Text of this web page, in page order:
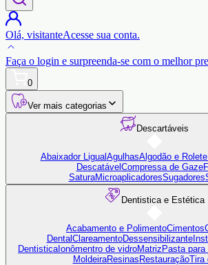
Olá, visitanteAcesse sua conta.
Faça o login e surpreenda-se com o melhor
0
Ver mais categorias
Descartáveis
Abaixador Ligual AgulhasAlgodão e Rolete
Descatável Compressa de Gaze
SaturaMicroaplicadoresSugadores
Dentistica e Estética
Acabamento e PolimentoCimentos
Dental ClareamentoDessensibilizante
Dentistica Ionômentro de vidroMatriz Pasta
MoldeiraResinas RestauraçãoTira